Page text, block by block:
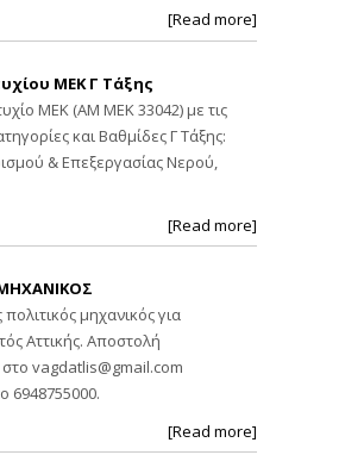
[Read more]
ΜΕΚ Γ Τάξης
ΜΕΚ (ΑΜ ΜΕΚ 33042) με τις
και Βαθμίδες Γ Τάξης:
& Επεξεργασίας Νερού,
[Read more]
πολιτικός μηχανικός για
Αττικής. Αποστολή
vagdatlis@gmail.com
6948755000.
[Read more]